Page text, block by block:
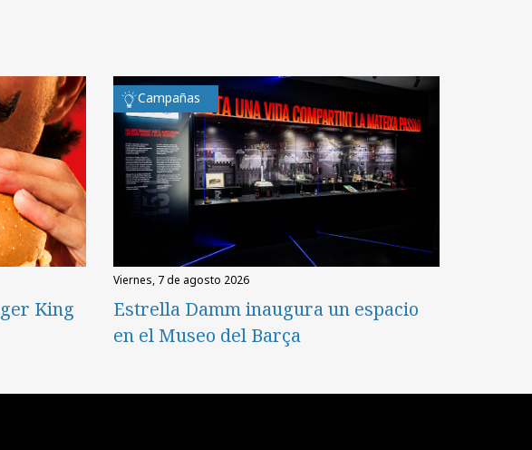
King
Campañas
viernes, 7 de agosto 2026
Estrella Damm inaugura un espacio
en el Museo del Barça